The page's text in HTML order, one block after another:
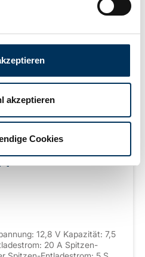
akzeptieren
Cookies
12,8 V Kapazität: 7,5
20 A Spitzen-